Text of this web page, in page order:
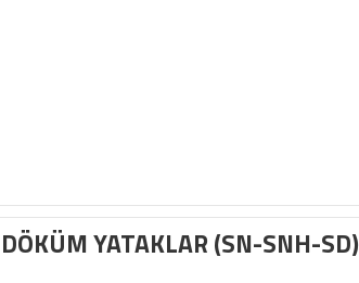
DÖKÜM YATAKLAR (SN-SNH-SD)